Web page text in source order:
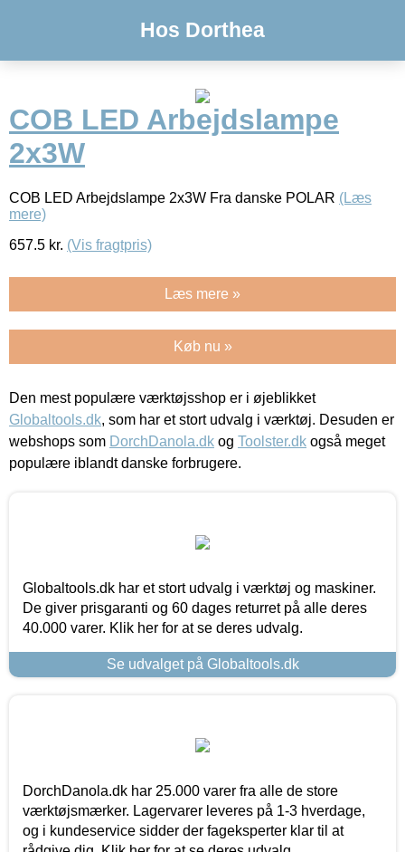
Hos Dorthea
COB LED Arbejdslampe
2x3W
COB LED Arbejdslampe 2x3W Fra danske POLAR (Læs
mere)
657.5 kr. (Vis fragtpris)
Læs mere »
Køb nu »
Den mest populære værktøjsshop er i øjeblikket
Globaltools.dk, som har et stort udvalg i værktøj. Desuden er
webshops som DorchDanola.dk og Toolster.dk også meget
populære iblandt danske forbrugere.
Globaltools.dk har et stort udvalg i værktøj og maskiner.
De giver prisgaranti og 60 dages returret på alle deres
40.000 varer. Klik her for at se deres udvalg.
Se udvalget på Globaltools.dk
DorchDanola.dk har 25.000 varer fra alle de store
værktøjsmærker. Lagervarer leveres på 1-3 hverdage,
og i kundeservice sidder der fageksperter klar til at